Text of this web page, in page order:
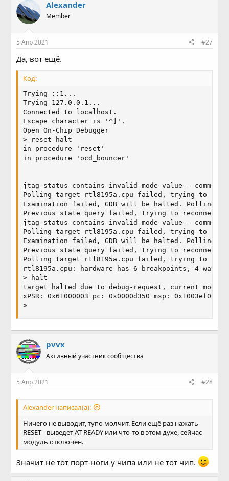
Alexander
Member
5 Апр 2021 #27
Да, вот ещё.
Код:
Trying ::1...
Trying 127.0.0.1...
Connected to localhost.
Escape character is '^]'.
Open On-Chip Debugger
> reset halt
in procedure 'reset'
in procedure 'ocd_bouncer'
jtag status contains invalid mode value -
Polling target rtl8195a.cpu failed, trying to
Examination failed, GDB will be halted. Polling
Previous state query failed, trying to reconnect
jtag status contains invalid mode value -
Polling target rtl8195a.cpu failed, trying to
Examination failed, GDB will be halted. Polling
Previous state query failed, trying to reconnect
Polling target rtl8195a.cpu failed, trying to
rtl8195a.cpu: hardware has 6 breakpoints, 4
> halt
target halted due to debug-request, current mode:
xPSR: 0x61000003 pc: 0x0000d350 msp: 0x1003ef00
>
pvvx
Активный участник сообщества
5 Апр 2021 #28
Alexander написал(а):
Ничего не выводит, тупо молчит. Если ещё раз нажать
RESET - выведет AT READY или что-то в этом духе, сейчас
модуль отключен.
Значит не тот порт-ноги у чипа или не тот чип.